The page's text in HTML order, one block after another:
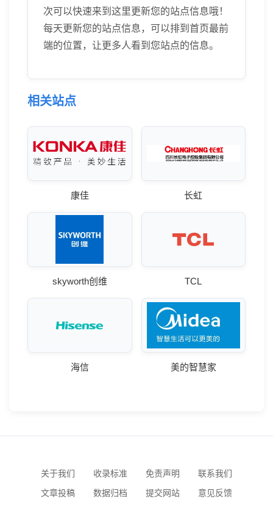
次可以快速来到这里更新您的站点信息哦！
每天更新您的站点信息，可以排到首页最前
端的位置，让更多人看到您站点的信息。
相关站点
康佳 长虹
skyworth创维 TCL
海信 美的智慧家
关于我们 收录标准 免责声明
联系我们
文章投稿
数据归档 提交网站 意见反馈